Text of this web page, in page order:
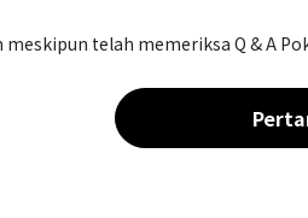
telah memeriksa Q & A